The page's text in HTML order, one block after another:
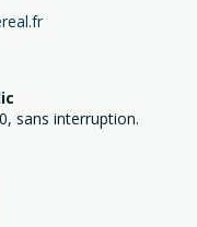
sans interruption.